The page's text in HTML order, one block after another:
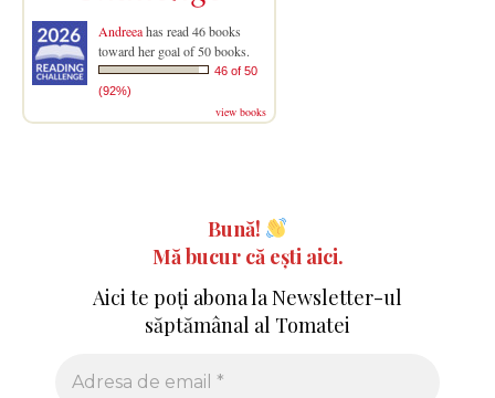
Andreeahas read 46 books
toward her goal of 50 books.
46 of 50
(92%)
view books
Bună!
Mă bucur că ești aici.
Aici te poți abona la Newsletter-ul
săptămânal al Tomatei